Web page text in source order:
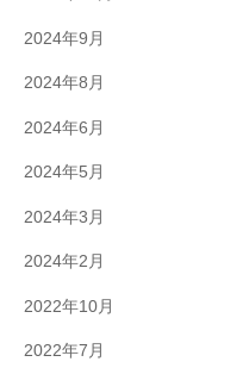
2024年9月
2024年8月
2024年6月
2024年5月
2024年3月
2024年2月
2022年10月
2022年7月